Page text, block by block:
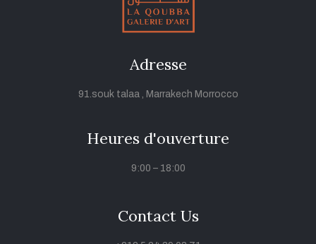
Adresse
91.souk talaa , Marrakech Morrocco
Heures d'ouverture
9:00 – 18:00
Contact Us